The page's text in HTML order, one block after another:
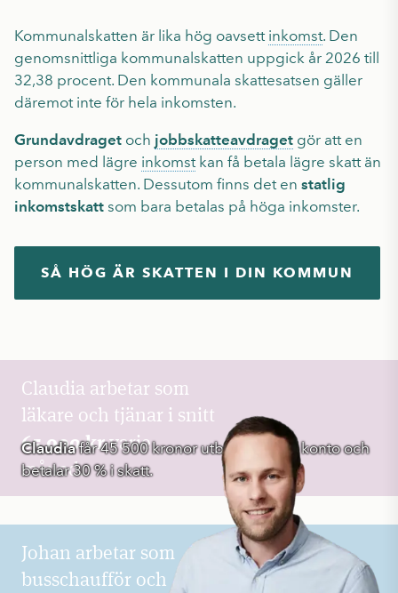
Kommunalskatten är lika hög oavsett inkomst. Den
genomsnittliga kommunalskatten uppgick år 2026 till
32,38 procent. Den kommunala skattesatsen gäller
däremot inte för hela inkomsten.
Grundavdraget och jobbskatteavdraget gör att en
person med lägre inkomstkan få betala lägre skatt än
kommunalskatten. Dessutom finns det en statlig
inkomstskatt som bara betalas på höga inkomster.
SÅ HÖG ÄR SKATTEN I DIN KOMMUN
Claudia arbetar som
läkare och tjänar i snitt
65 000 krvarje
månad.
Claudiafår 45 500 kronor utbetalt på sitt konto och
betalar 30 % i skatt.
Johan arbetar som
busschaufför och